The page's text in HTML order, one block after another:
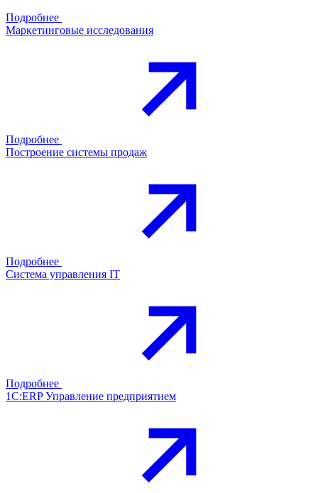
Подробнее
Маркетинговые исследования
Подробнее
Построение системы продаж
Подробнее
Система управления IT
Подробнее
1С:ERP Управление предприятием